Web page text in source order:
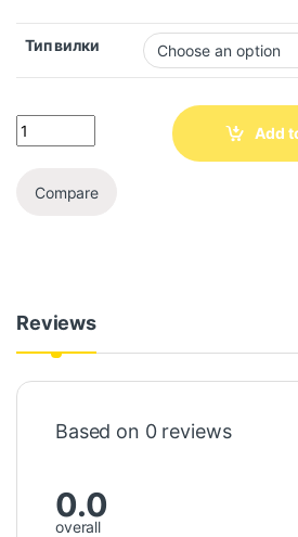
Тип вилки
Add
Compare
Reviews
Based on 0 reviews
0.0
overall